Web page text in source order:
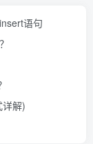
语句
解)